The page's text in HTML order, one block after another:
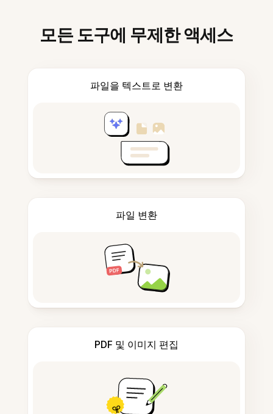
모든 도구에 무제한 액세스
파일을 텍스트로 변환
파일 변환
PDF 및 이미지 편집